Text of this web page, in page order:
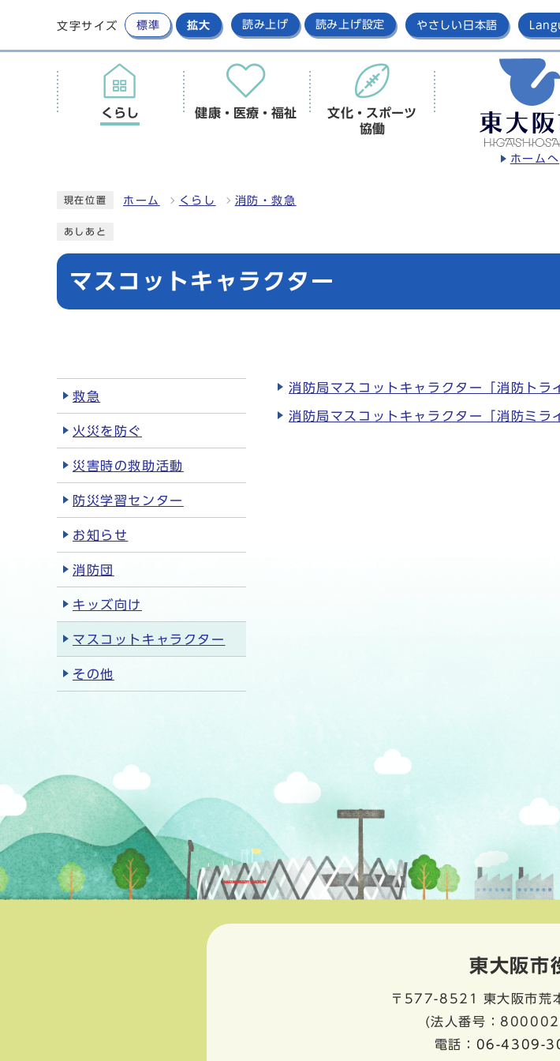
文字サイズ 標準 拡大 読み上げ 読み上げ設定 やさしい日本語
ホームへ
くらし 健康・医療・福祉
文化・スポーツ
協働
現在位置 ホーム くらし 消防・救急
あしあと
マスコットキャラクター
消防局マスコットキャラクター「消防トラ
消防局マスコットキャラクター「消防ミラ
救急
火災を防ぐ
災害時の救助活動
防災学習センター
お知らせ
消防団
キッズ向け
マスコットキャラクター
その他
東大阪市
〒577-8521
東大阪市荒
(法人番号：
電話： 06-4309-